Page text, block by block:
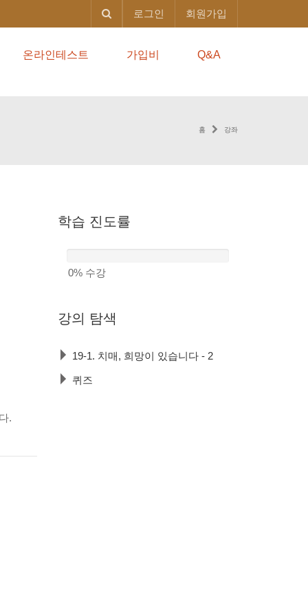
로그인 회원가입
온라인테스트 가입비 Q&A
홈 강좌
.
학습 진도률
0% 수강
강의 탐색
19-1. 치매, 희망이 있습니다 - 2
퀴즈